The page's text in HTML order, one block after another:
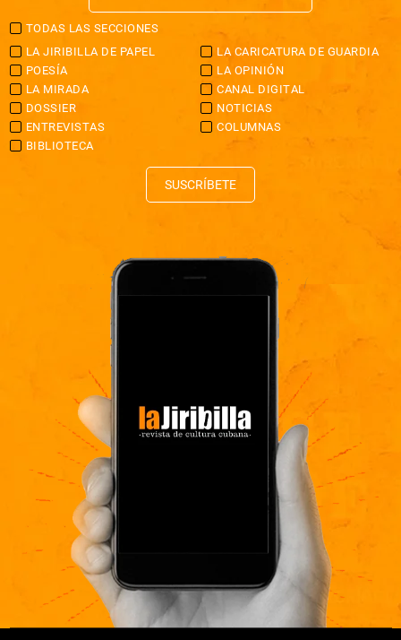
TODAS LAS SECCIONES
LA JIRIBILLA DE PAPEL
LA CARICATURA DE GUARDIA
POESÍA
LA OPINIÓN
LA MIRADA
CANAL DIGITAL
DOSSIER
NOTICIAS
ENTREVISTAS
COLUMNAS
BIBLIOTECA
SUSCRÍBETE